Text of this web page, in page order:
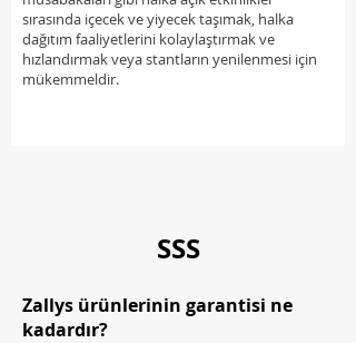
sırasında içecek ve yiyecek taşımak, halka
dağıtım faaliyetlerini kolaylaştırmak ve
hızlandırmak veya stantların yenilenmesi için
mükemmeldir.
SSS
Zallys ürünlerinin garantisi ne
kadardır?